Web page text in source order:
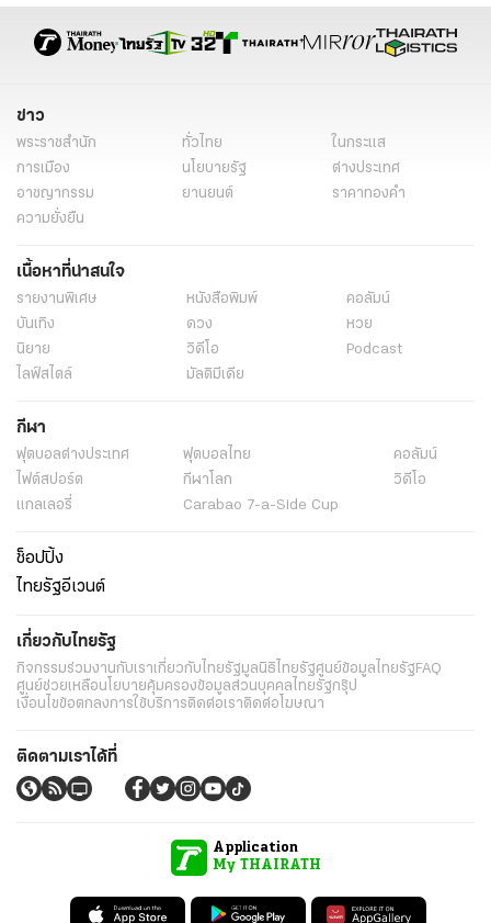
ข่าว
พระราชสำนัก ทั่วไทย
ในกระแส
การเมือง
นโยบายรัฐ
ต่างประเทศ
อาชญากรรม
ยานยนต์
ราคาทองคำ
ความยั่งยืน
เนื้อหาที่น่าสนใจ
รายงานพิเศษ หนังสือพิมพ์
คอลัมน์
บันเทิง
ดวง
หวย
นิยาย
วิดีโอ
Podcast
ไลฟ์สไตล์
มัลติมีเดีย
กีฬา
ฟุตบอลต่่างประเทศ ฟุตบอลไทย
คอลัมน์
ไฟต์สปอร์ต
กีฬาโลก
วิดีโอ
แกลเลอรี่
Carabao 7-a-Side Cup
ช็อปปิ้ง
ไทยรัฐอีเวนต์
เกี่ยวกับไทยรัฐ
กิจกรรมร่วมงานกับเราเกี่ยวกับไทยรัฐมูลนิธิไทยรัฐศูนย์ข้อมูลไทยรัฐFAQ
ศูนย์ช่วยเหลือนโยบายคุ้มครองข้อมูลส่วนบุคคลไทยรัฐกรุ๊ป
เงื่อนไขข้อตกลงการใช้บริการติดต่อเราติดต่อโฆษณา
ติดตามเราได้ที่
Application
My THAIRATH